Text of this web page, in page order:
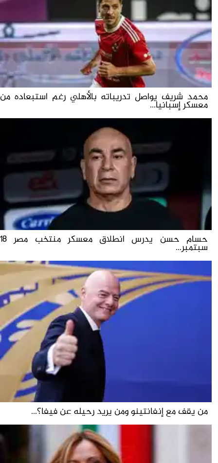
محمد شريف يواصل تدريباته بالأهلي رغم استبعاده من
معسكر إسبانيا...
حسام حسن يدرس انطلاق معسكر منتخب مصر 18
سبتمبر...
من يقف مع إنفانتينو ومن يريد رحيله عن فيفا؟...